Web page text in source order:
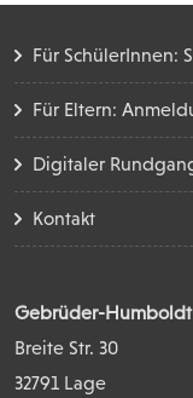
Für SchülerInnen:
Für Eltern:
Digitaler
Kontakt
Gebrüder-
Breite Str. 30
32791 Lage